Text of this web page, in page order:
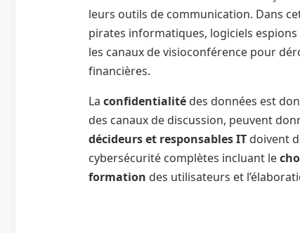
leurs outils de communication. Dans
pirates informatiques, logiciels
les canaux de visioconférence pour
financières.
La confidentialité des données est
des canaux de discussion, peuvent
décideurs et responsables IT doivent
cybersécurité complètes incluant le
formation des utilisateurs et